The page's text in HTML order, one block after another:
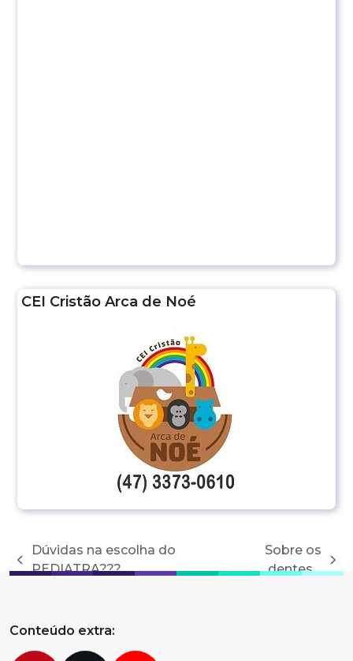
CEI Cristão Arca de Noé
previous
Dúvidas na escolha do
PEDIATRA???
next
Sobre os
dentes…
Conteúdo extra: